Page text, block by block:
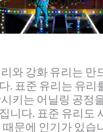
와 강화 유리는 만
. 표준 유리는 유리
키는 어닐링 공정
니다. 표준 유리도
때문에 인기가 있습